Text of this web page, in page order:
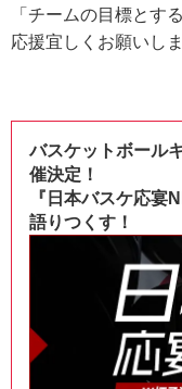
「チームの目標とす
応援宜しくお願いし
バスケットボール
催決定！
『日本バスケ応宴
語りつくす！